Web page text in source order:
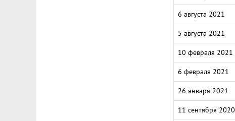
6 августа 2021
5 августа 2021
10 февраля 2021
6 февраля 2021
26 января 2021
11 сентября 2020